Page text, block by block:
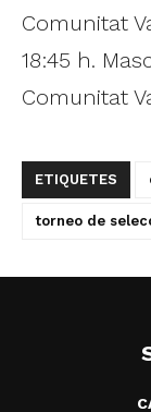
Comunitat
18:45 h.
Comunitat
ETIQUETES
torneo de